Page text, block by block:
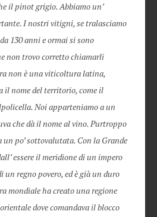
il pinot grigio. Abbiamo un’
I nostri vitigni, se tralasciamo
130 anni e ormai si sono
non trovo corretto chiamarli
non è una viticoltura latina,
il nome del territorio, come il
Noi apparteniamo a un
che dà il nome al vino. Purtroppo
un po’ sottovalutata. Con la Grande
essere il meridione di un impero
regno povero, ed è già un duro
mondiale ha creato una regione
dove comandava il blocco